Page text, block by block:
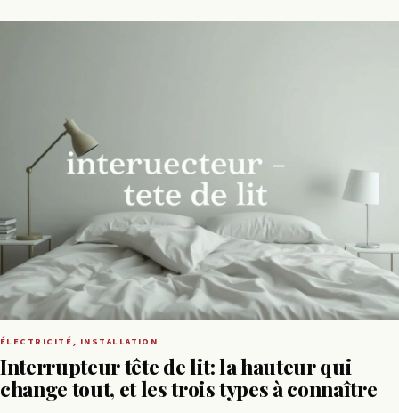
ÉLECTRICITÉ, INSTALLATION
Interrupteur tête de lit: la hauteur qui
change tout, et les trois types à connaître